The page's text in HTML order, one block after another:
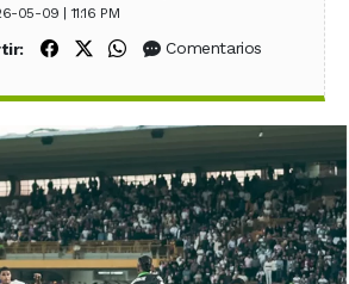
05-09 | 11:16 PM
Compartir en Facebook
Compartir en X (Twitter)
Compartir en WhatsApp
Comentarios